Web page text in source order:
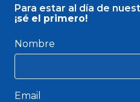
Para estar al día de
¡sé el primero!
Nombre
Email